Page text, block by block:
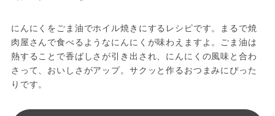
にんにくをごま油でホイル焼きにするレシピです。まるで焼
肉屋さんで食べるようなにんにくが味わえますよ。ごま油は
熱することで香ばしさが引き出され、にんにくの風味と合わ
さって、おいしさがアップ。サクッと作るおつまみにぴった
りです。